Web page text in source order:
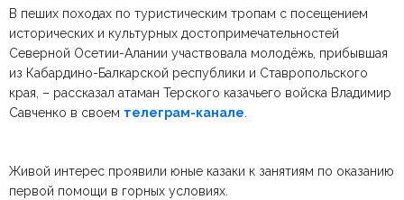
В пеших походах по туристическим тропам с посещением
исторических и культурных достопримечательностей
Северной Осетии-Алании участвовала молодёжь, прибывшая
из Кабардино-Балкарской республики и Ставропольского
края, – рассказал атаман Терского казачьего войска Владимир
Савченко в своем телеграм-канале
Живой интерес проявили юные казаки к занятиям по оказанию
первой помощи в горных условиях.